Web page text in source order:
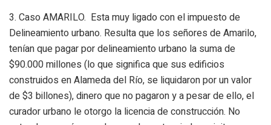
3. Caso AMARILO. Esta muy ligado con el impuesto de
Delineamiento urbano. Resulta que los señores de Amarilo,
tenían que pagar por delineamiento urbano la suma de
$90.000 millones (lo que significa que sus edificios
construidos en Alameda del Río, se liquidaron por un valor
de $3 billones), dinero que no pagaron y a pesar de ello, el
curador urbano le otorgo la licencia de construcción. No